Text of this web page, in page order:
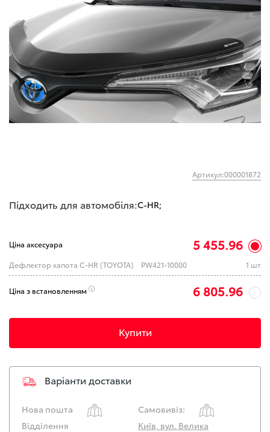
Артикул:000001872
Підходить для автомобіля:C-HR;
Ціна аксесуара 5 455.96
Дефлектор капота C-HR (TOYOTA) PW421-10000 1 шт
Ціна з встановленням 6 805.96
Купити
Варіанти доставки
Нова пошта
Самовивіз:
Відділення
Київ, вул. Велика